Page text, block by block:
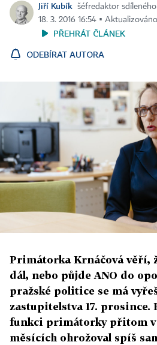
Jiří Kubík
šéfredaktor
18. 3. 2016 16:54 ▪
PŘEHRÁT ČLÁNEK
ODEBÍRAT AUTORA
Primátorka Krnáčová věří,
dál, nebo půjde ANO do
pražské politice se má
zastupitelstva 17. prosince.
funkci primátorky přitom v
měsících ohrožoval spíš